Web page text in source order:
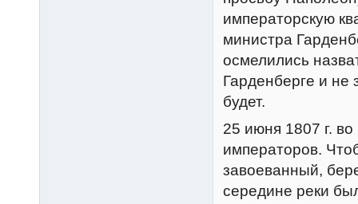
императорскую
министра
осмелились
Гарденберге и не
будет.
25 июня 1807 г.
императоров.
завоеванный,
середине реки